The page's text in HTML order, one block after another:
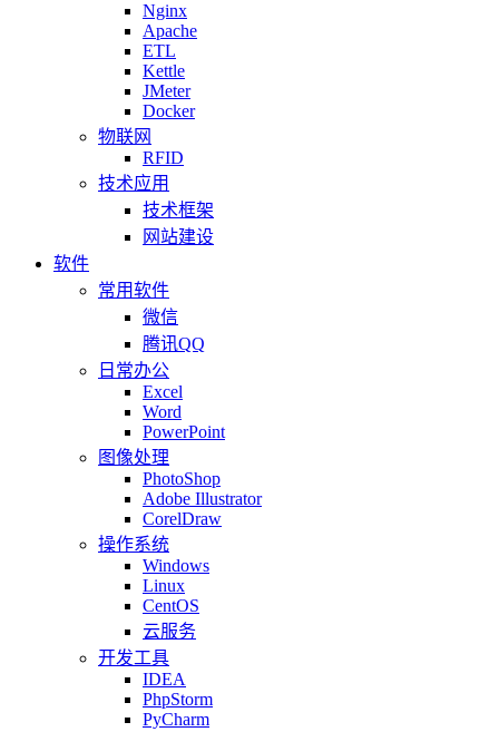
Nginx
Apache
ETL
Kettle
JMeter
Docker
物联网
RFID
技术应用
技术框架
网站建设
软件
常用软件
微信
腾讯QQ
日常办公
Excel
Word
PowerPoint
图像处理
PhotoShop
Adobe Illustrator
CorelDraw
操作系统
Windows
Linux
CentOS
云服务
开发工具
IDEA
PhpStorm
PyCharm